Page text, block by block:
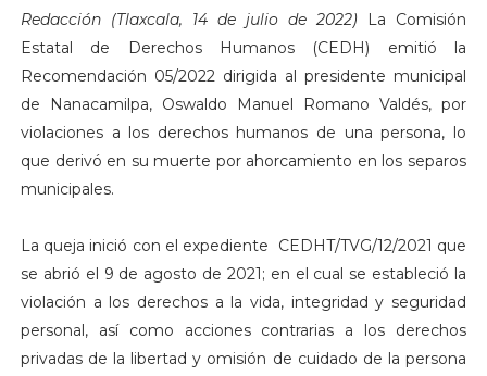
Redacción (Tlaxcala, 14 de julio de 2022)
La Comisión
Estatal de Derechos Humanos (CEDH) emitió la
Recomendación 05/2022 dirigida al presidente municipal
de Nanacamilpa, Oswaldo Manuel Romano Valdés, por
violaciones a los derechos humanos de una persona, lo
que derivó en su muerte por ahorcamiento en los separos
municipales.
La queja inició con el expediente CEDHT/TVG/12/2021 que
se abrió el 9 de agosto de 2021; en el cual se estableció la
violación a los derechos a la vida, integridad y seguridad
personal, así como acciones contrarias a los derechos
privadas de la libertad y omisión de cuidado de la persona